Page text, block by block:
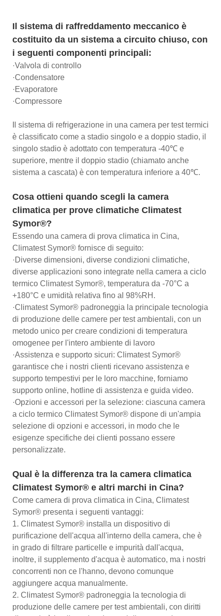
Il sistema di raffreddamento meccanico è
costituito da un sistema a circuito chiuso, con
i seguenti componenti principali:
·Valvola di controllo
·Condensatore
·Evaporatore
·Compressore
Il sistema di refrigerazione in una camera per test termici
è classificato come a stadio singolo e a doppio stadio, il
singolo stadio è adottato con temperatura -40℃ e
superiore, mentre il doppio stadio (chiamato anche
sistema a cascata) è con temperatura inferiore a 40℃.
Cosa ottieni quando scegli la camera
climatica per prove climatiche Climatest
Symor®?
Essendo una camera di prova climatica in Cina,
Climatest Symor® fornisce di seguito:
·Diverse dimensioni, diverse condizioni climatiche,
diverse applicazioni sono integrate nella camera a ciclo
termico Climatest Symor®, temperatura da -70°C a
+180°C e umidità relativa fino al 98%RH.
·Climatest Symor® padroneggia la principale tecnologia
di produzione delle camere per test ambientali, con un
metodo unico per creare condizioni di temperatura
omogenee per l'intero ambiente di lavoro
·Assistenza e supporto sicuri: Climatest Symor®
garantisce che i nostri clienti ricevano assistenza e
supporto tempestivi per le loro macchine, forniamo
supporto online, hotline di assistenza e guida video.
·Opzioni e accessori per la selezione: ciascuna camera
a ciclo termico Climatest Symor® dispone di un'ampia
selezione di opzioni e accessori, in modo che le
esigenze specifiche dei clienti possano essere
personalizzate.
Qual è la differenza tra la camera climatica
Climatest Symor® e altri marchi in Cina?
Come camera di prova climatica in Cina, Climatest
Symor® presenta i seguenti vantaggi:
1. Climatest Symor® installa un dispositivo di
purificazione dell'acqua all'interno della camera, che è
in grado di filtrare particelle e impurità dall'acqua,
inoltre, il supplemento d'acqua è automatico, ma i nostri
concorrenti non ce l'hanno, devono comunque
aggiungere acqua manualmente.
2. Climatest Symor® padroneggia la tecnologia di
produzione delle camere per test ambientali, con diritti